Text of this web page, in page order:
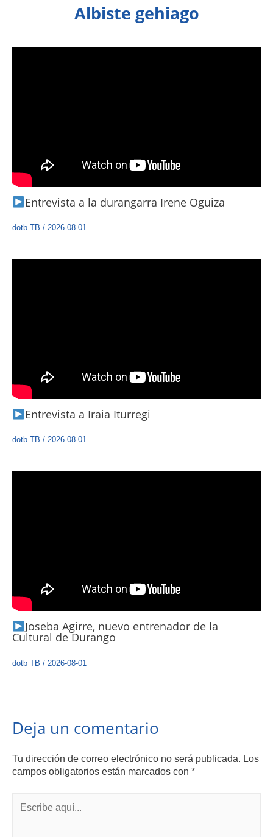
Albiste gehiago
Entrevista a la durangarra Irene Oguiza
dotb TB / 2026-08-01
Entrevista a Iraia Iturregi
dotb TB / 2026-08-01
Joseba Agirre, nuevo entrenador de la
Cultural de Durango
dotb TB / 2026-08-01
Deja un comentario
Tu dirección de correo electrónico no será publicada. Los
campos obligatorios están marcados con *